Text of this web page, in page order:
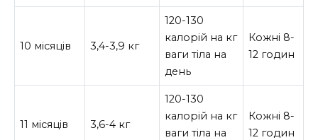
10 місяців 3,4-3,9 кг
120-130
калорій на кг
ваги тіла на
день
Кожні 8-
12 годин
11 місяців 3,6-4 кг
120-130
калорій на кг
ваги тіла на
Кожні 8-
12 годин